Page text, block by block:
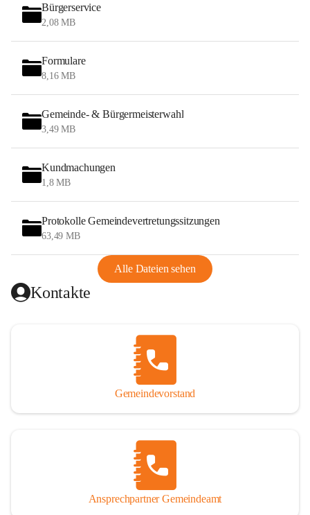
Bürgerservice
2,08 MB
Formulare
8,16 MB
Gemeinde- & Bürgermeisterwahl
3,49 MB
Kundmachungen
1,8 MB
Protokolle Gemeindevertretungssitzungen
63,49 MB
Alle Dateien sehen
Kontakte
Gemeindevorstand
Ansprechpartner Gemeindeamt